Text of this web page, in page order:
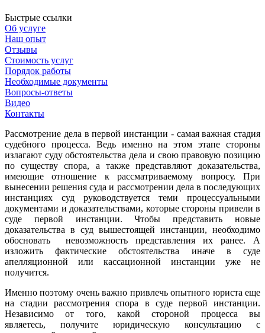
Быстрые ссылки
Об услуге
Наш опыт
Отзывы
Стоимость услуг
Порядок работы
Необходимые документы
Вопросы-ответы
Видео
Контакты
Рассмотрение дела в первой инстанции - самая важная стадия
судебного процесса. Ведь именно на этом этапе стороны
излагают суду обстоятельства дела и свою правовую позицию
по существу спора, а также представляют доказательства,
имеющие отношение к рассматриваемому вопросу. При
вынесении решения суда и рассмотрении дела в последующих
инстанциях суд руководствуется теми процессуальными
документами и доказательствами, которые стороны привели в
суде первой инстанции. Чтобы представить новые
доказательства в суд вышестоящей инстанции, необходимо
обосновать невозможность представления их ранее. А
изложить фактические обстоятельства иначе в суде
апелляционной или кассационной инстанции уже не
получится.
Именно поэтому очень важно привлечь опытного юриста еще
на стадии рассмотрения спора в суде первой инстанции.
Независимо от того, какой стороной процесса вы
являетесь, получите юридическую консультацию с